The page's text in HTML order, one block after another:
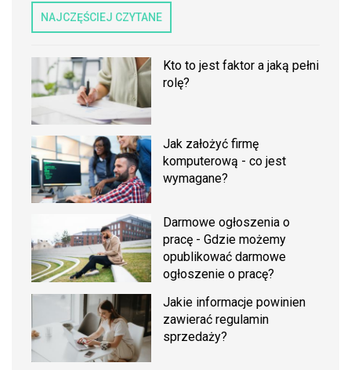
NAJCZĘŚCIEJ CZYTANE
Kto to jest faktor a jaką pełni
rolę?
Jak założyć firmę
komputerową - co jest
wymagane?
Darmowe ogłoszenia o
pracę - Gdzie możemy
opublikować darmowe
ogłoszenie o pracę?
Jakie informacje powinien
zawierać regulamin
sprzedaży?